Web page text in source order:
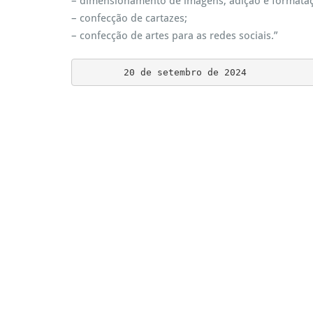
– confecção de cartazes;
– confecção de artes para as redes sociais.”
        20 de setembro de 2024